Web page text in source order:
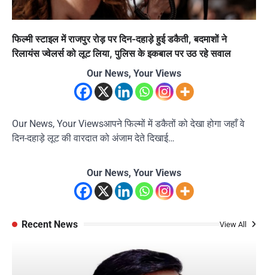
फिल्मी स्टाइल में राजपुर रोड़ पर दिन-दहाड़े हुई डकैती, बदमाशों ने
रिलायंस ज्वेलर्स को लूट लिया, पुलिस के इकबाल पर उठ रहे सवाल
Our News, Your Views
Our News, Your Viewsआपने फिल्मों में डकैतों को देखा होगा जहाँ वे
दिन-दहाड़े लूट की वारदात को अंजाम देते दिखाई…
Our News, Your Views
Recent News View All